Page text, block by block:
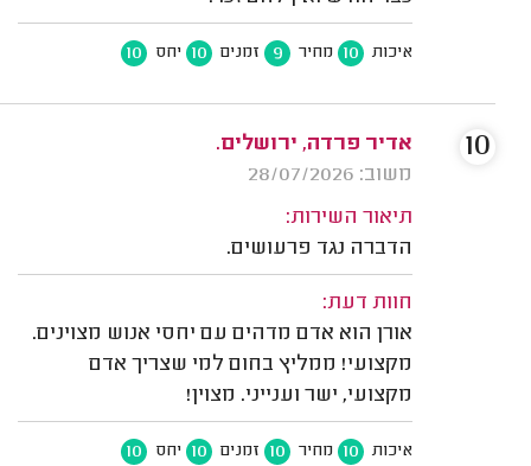
איכות 10 מחיר 9 זמנים 10 יחס 10
אדיר פרדה, ירושלים.
משוב: 28/07/2026
תיאור השירות:
הדברה נגד פרעושים.
חוות דעת:
אורן הוא אדם מדהים עם יחסי אנוש מצוינים.
מקצועי! ממליץ בחום למי שצריך אדם
מקצועי, ישר וענייני. מצוין!
איכות 10 מחיר 10 זמנים 10 יחס 10
10